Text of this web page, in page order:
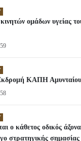
ομάδων υγείας
ΚΑΠΗ
ο κάθετος οδικός
στρατηγικής σημασίας